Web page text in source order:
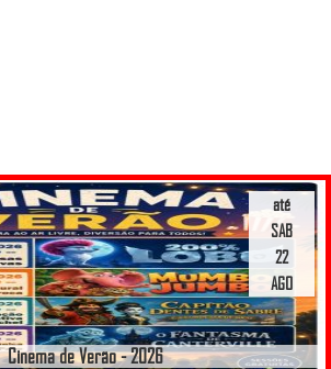
Cinema de Verão - 2026
até
SAB
22
AGO